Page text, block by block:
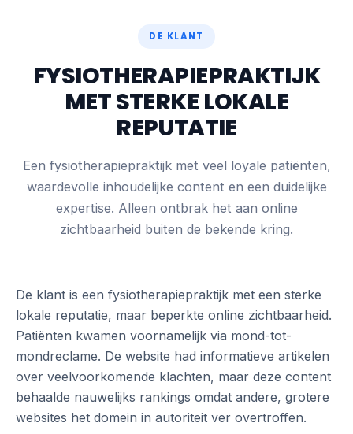
DE KLANT
FYSIOTHERAPIEPRAKTIJK
MET STERKE LOKALE
REPUTATIE
Een fysiotherapiepraktijk met veel loyale patiënten,
waardevolle inhoudelijke content en een duidelijke
expertise. Alleen ontbrak het aan online
zichtbaarheid buiten de bekende kring.
De klant is een fysiotherapiepraktijk met een sterke
lokale reputatie, maar beperkte online zichtbaarheid.
Patiënten kwamen voornamelijk via mond-tot-
mondreclame. De website had informatieve artikelen
over veelvoorkomende klachten, maar deze content
behaalde nauwelijks rankings omdat andere, grotere
websites het domein in autoriteit ver overtroffen.